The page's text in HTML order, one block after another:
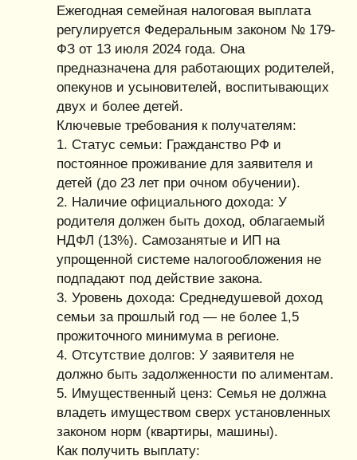
Ежегодная семейная налоговая выплата
регулируется Федеральным законом № 179-
ФЗ от 13 июля 2024 года. Она
предназначена для работающих родителей,
опекунов и усыновителей, воспитывающих
двух и более детей.
Ключевые требования к получателям:
1. Статус семьи: Гражданство РФ и
постоянное проживание для заявителя и
детей (до 23 лет при очном обучении).
2. Наличие официального дохода: У
родителя должен быть доход, облагаемый
НДФЛ (13%). Самозанятые и ИП на
упрощенной системе налогообложения не
подпадают под действие закона.
3. Уровень дохода: Среднедушевой доход
семьи за прошлый год — не более 1,5
прожиточного минимума в регионе.
4. Отсутствие долгов: У заявителя не
должно быть задолженности по алиментам.
5. Имущественный ценз: Семья не должна
владеть имуществом сверх установленных
законом норм (квартиры, машины).
Как получить выплату: